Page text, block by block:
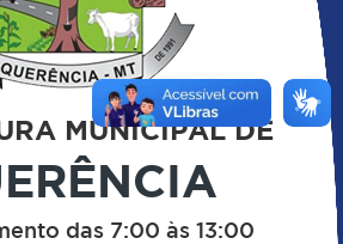
MUNICIPAL DE
das 7:00 às 13:00